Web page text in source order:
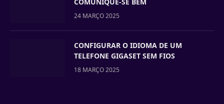
24 MARÇO 2025
CONFIGURAR O IDIOMA DE UM
TELEFONE GIGASET SEM FIOS
18 MARÇO 2025